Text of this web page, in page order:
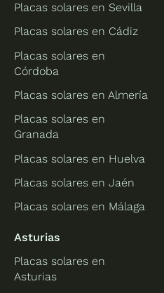
Placas solares en Sevilla
Placas solares en Cádiz
Placas solares en
Córdoba
Placas solares en Almería
Placas solares en
Granada
Placas solares en Huelva
Placas solares en Jaén
Placas solares en Málaga
Asturias
Placas solares en
Asturias